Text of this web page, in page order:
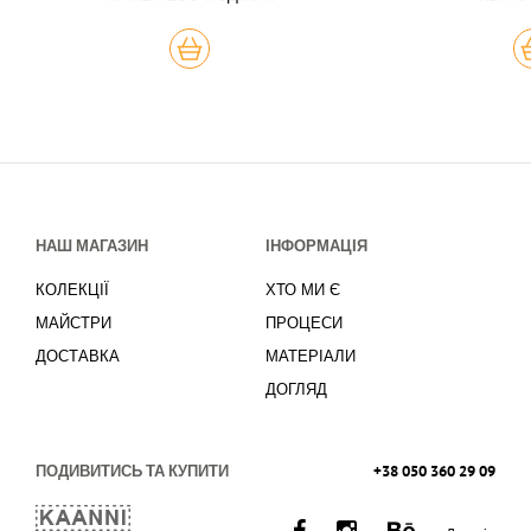
КУПИТЬ
НАШ МАГАЗИН
КОЛЕКЦІЇ
МАЙСТРИ
ДОСТАВКА
ІНФОРМАЦІЯ
ХТО МИ Є
ПРОЦЕСИ
МАТЕРІАЛИ
ДОГЛЯД
ПОДИВИТИСЬ ТА КУПИТИ +38 050 360 29 09